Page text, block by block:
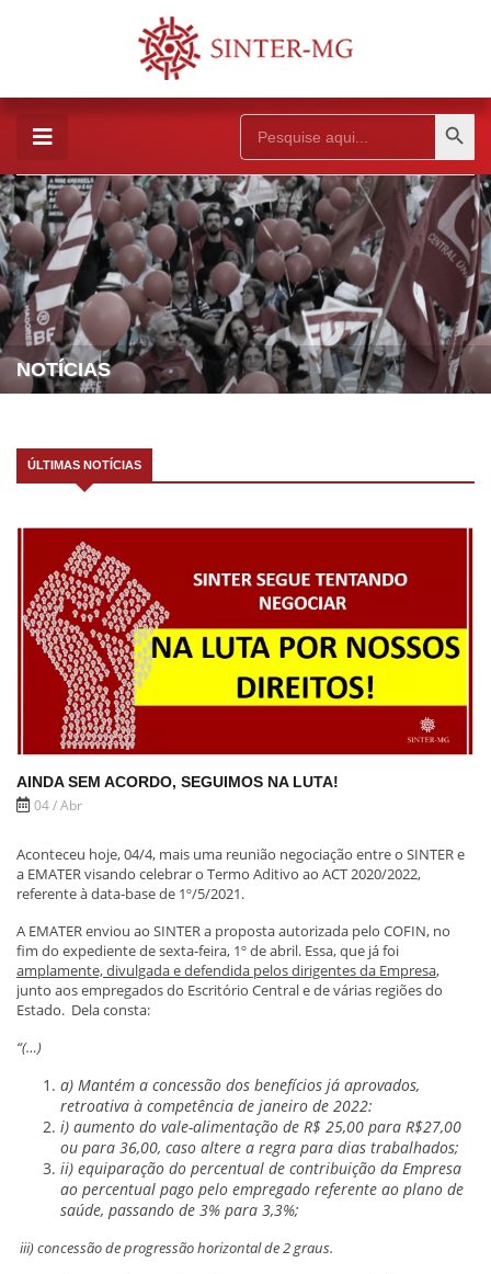
Search
for:
Search Button
NOTÍCIAS
ÚLTIMAS NOTÍCIAS
AINDA SEM ACORDO, SEGUIMOS NA LUTA!
04 / Abr
Aconteceu hoje, 04/4, mais uma reunião negociação entre o SINTER e
a EMATER visando celebrar o Termo Aditivo ao ACT 2020/2022,
referente à data-base de 1º/5/2021.
A EMATER enviou ao SINTER a proposta autorizada pelo COFIN, no
fim do expediente de sexta-feira, 1º de abril. Essa, que já foi
amplamente, divulgada e defendida pelos dirigentes da Empresa,
junto aos empregados do Escritório Central e de várias regiões do
Estado. Dela consta:
“(…)
a) Mantém a concessão dos benefícios já aprovados,
retroativa à competência de janeiro de 2022:
i) aumento do vale-alimentação de R$ 25,00 para R$27,00
ou para 36,00, caso altere a regra para dias trabalhados;
ii) equiparação do percentual de contribuição da Empresa
ao percentual pago pelo empregado referente ao plano de
saúde, passando de 3% para 3,3%;
iii) concessão de progressão horizontal de 2 graus.